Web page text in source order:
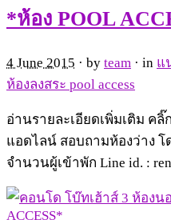
*ห้อง POOL
4 June 2015 · by team · in แ
ห้องลงสระ pool access
อ่านรายละเอียดเพิ่มเติม คลิ๊
แอดไลน์ สอบถามห้องว่าง
จำนวนผู้เข้าพัก Line id. :